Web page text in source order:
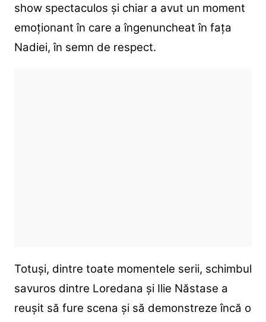
show spectaculos și chiar a avut un moment
emoționant în care a îngenuncheat în fața
Nadiei, în semn de respect.
Totuși, dintre toate momentele serii, schimbul
savuros dintre Loredana și Ilie Năstase a
reușit să fure scena și să demonstreze încă o